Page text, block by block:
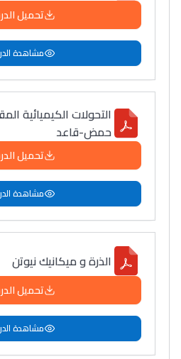
تحميل
مشاهدة
التحولات الكيميائية
حمض-قاعد
تحميل
مشاهدة
الذرة و ميكانيك نيوتن
تحميل
مشاهدة